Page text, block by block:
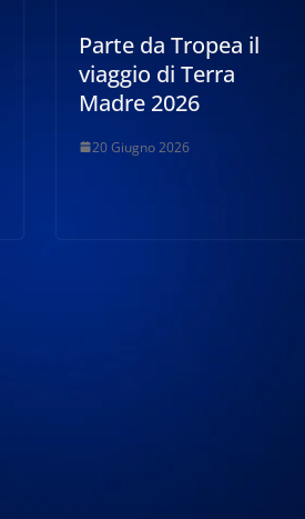
Parte da Tropea il
viaggio di Terra
Madre 2026
20 Giugno 2026